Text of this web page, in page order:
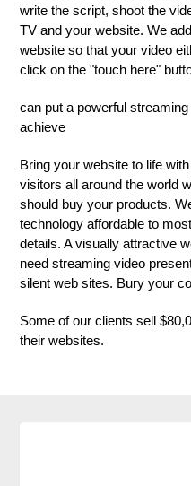
write the script, shoot the
TV and your website. We
website so that your video
click on the "touch here"
can put a powerful
achieve
Bring your website to life
visitors all around the world
should buy your products.
technology affordable to
details. A visually attractive
need streaming video
silent web sites. Bury your
Some of our clients sell
their websites.